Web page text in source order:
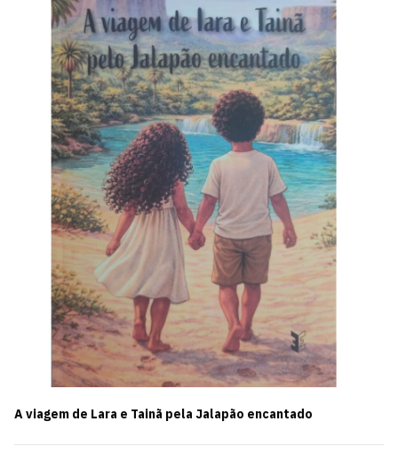
A viagem de Lara e Tainã pela Jalapão encantado